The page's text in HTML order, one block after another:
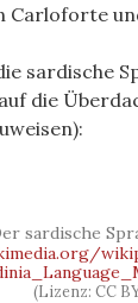
Carloforte
sardische
die
sardische
(Lizenz: CC